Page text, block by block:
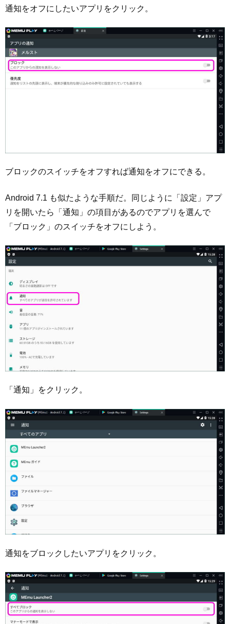
通知をオフにしたいアプリをクリック。
ブロックのスイッチをオフすれば通知をオフにできる。
Android 7.1 も似たような手順だ。同じように「設定」アプ
リを開いたら「通知」の項目があるのでアプリを選んで
「ブロック」のスイッチをオフにしよう。
「通知」をクリック。
通知をブロックしたいアプリをクリック。